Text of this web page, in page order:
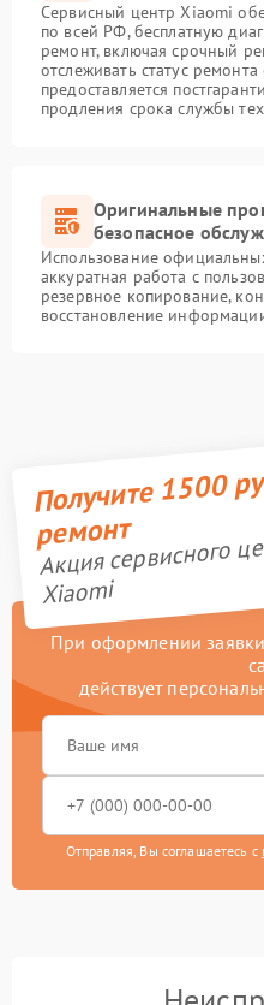
Сервисный центр Xiaomi
по всей РФ, бесплатную
ремонт, включая срочный
отслеживать статус
предоставляется
продления срока службы
Оригинальные
безопасное
Использование
аккуратная работа с
резервное копирование,
восстановление
Получите 1500
ремонт
Акция сервисного
Xiaomi
При оформлении
действует
Отправляя, Вы соглашаетесь с